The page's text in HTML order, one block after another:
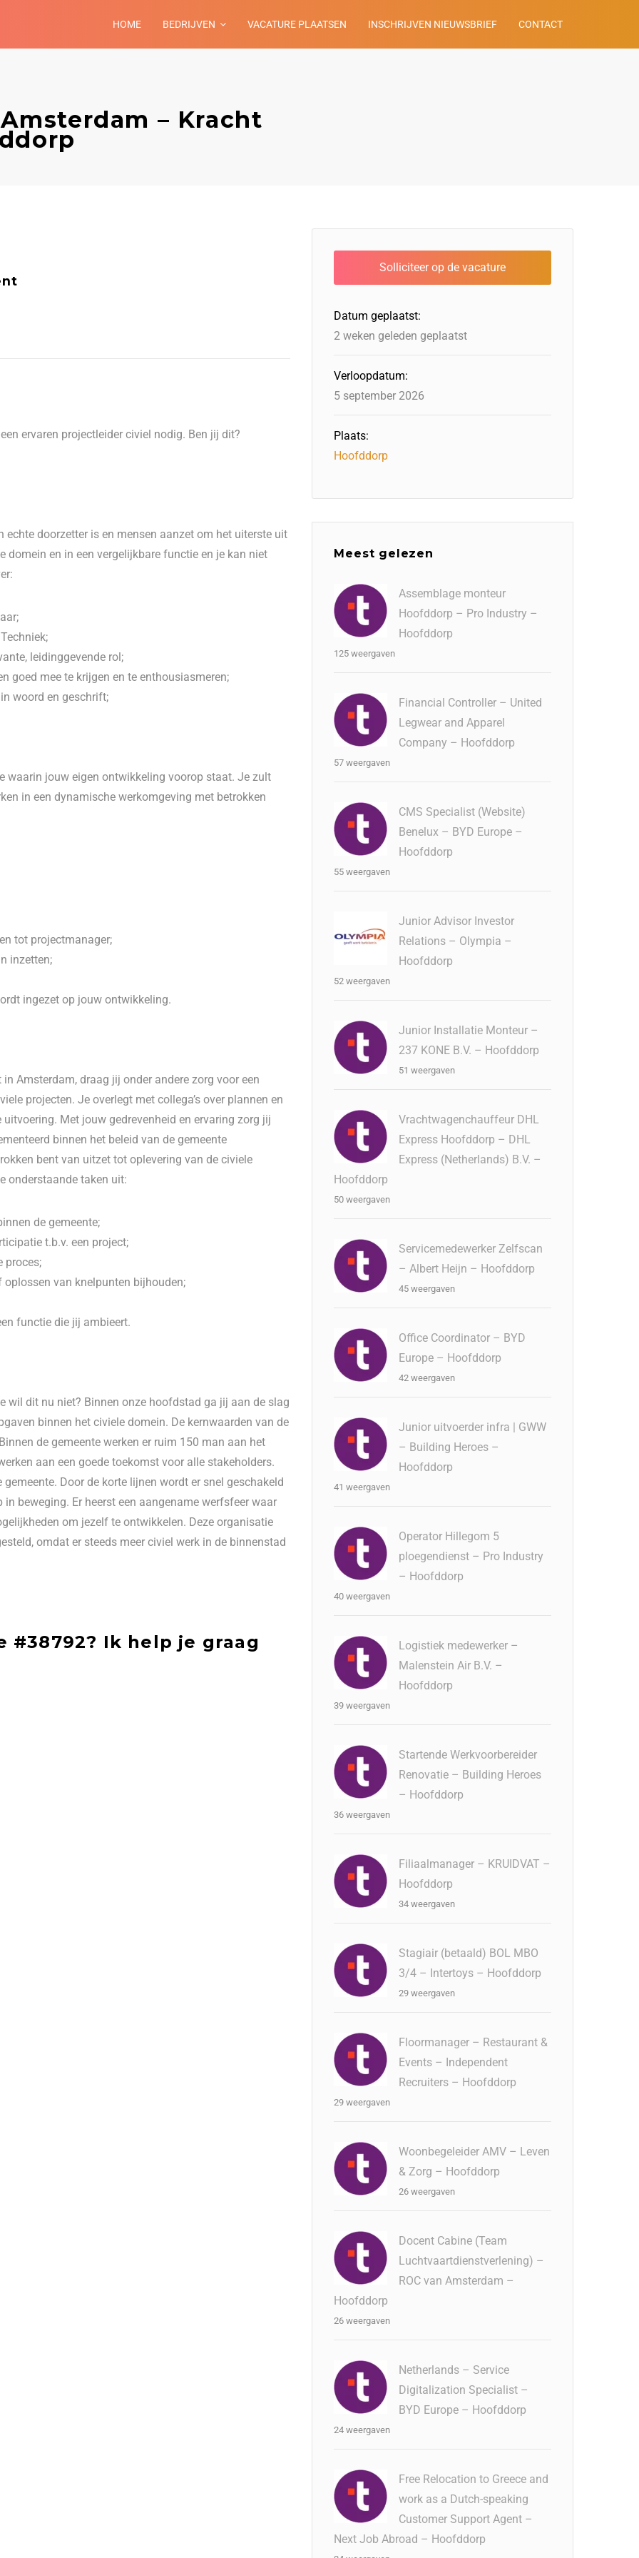
HOME BEDRIJVEN VACATURE PLAATSEN INSCHRIJVEN NIEUWSBRIEF CONTACT
– Kracht
ervaren projectleider civiel nodig. Ben jij dit?
echte doorzetter is en mensen aanzet om het uiterste uit
en in een vergelijkbare functie en je kan niet
leidinggevende rol;
goed mee te krijgen en te enthousiasmeren;
woord en geschrift;
waarin jouw eigen ontwikkeling voorop staat. Je zult
in een dynamische werkomgeving met betrokken
tot projectmanager;
inzetten;
ingezet op jouw ontwikkeling.
Amsterdam, draag jij onder andere zorg voor een
projecten. Je overlegt met collega’s over plannen en
Met jouw gedrevenheid en ervaring zorg jij
binnen het beleid van de gemeente
bent van uitzet tot oplevering van de civiele
onderstaande taken uit:
de gemeente;
t.b.v. een project;
proces;
van knelpunten bijhouden;
functie die jij ambieert.
wil dit nu niet? Binnen onze hoofdstad ga jij aan de slag
binnen het civiele domein. De kernwaarden van de
de gemeente werken er ruim 150 man aan het
aan een goede toekomst voor alle stakeholders.
Door de korte lijnen wordt er snel geschakeld
beweging. Er heerst een aangename werfsfeer waar
om jezelf te ontwikkelen. Deze organisatie
omdat er steeds meer civiel werk in de binnenstad
#38792? Ik help je graag
Datum geplaatst:
2 weken geleden geplaatst
Verloopdatum:
5 september 2026
Plaats:
Hoofddorp
Meest gelezen
Assemblage monteur
Hoofddorp – Pro Industry –
Hoofddorp
125 weergaven
Financial Controller – United
Legwear and Apparel
Company – Hoofddorp
57 weergaven
CMS Specialist (Website)
Benelux – BYD Europe –
Hoofddorp
55 weergaven
Junior Advisor Investor
Relations – Olympia –
Hoofddorp
52 weergaven
Junior Installatie Monteur –
237 KONE B.V. – Hoofddorp
51 weergaven
Vrachtwagenchauffeur DHL
Express Hoofddorp – DHL
Express (Netherlands) B.V. –
Hoofddorp
50 weergaven
Servicemedewerker Zelfscan
– Albert Heijn – Hoofddorp
45 weergaven
Office Coordinator – BYD
Europe – Hoofddorp
42 weergaven
Junior uitvoerder infra | GWW
– Building Heroes –
Hoofddorp
41 weergaven
Operator Hillegom 5
ploegendienst – Pro Industry
– Hoofddorp
40 weergaven
Logistiek medewerker –
Malenstein Air B.V. –
Hoofddorp
39 weergaven
Startende Werkvoorbereider
Renovatie – Building Heroes
– Hoofddorp
36 weergaven
Filiaalmanager – KRUIDVAT –
Hoofddorp
34 weergaven
Stagiair (betaald) BOL MBO
3/4 – Intertoys – Hoofddorp
29 weergaven
Floormanager – Restaurant &
Events – Independent
Recruiters – Hoofddorp
29 weergaven
Woonbegeleider AMV – Leven
& Zorg – Hoofddorp
26 weergaven
Docent Cabine (Team
Luchtvaartdienstverlening) –
ROC van Amsterdam –
Hoofddorp
26 weergaven
Netherlands – Service
Digitalization Specialist –
BYD Europe – Hoofddorp
24 weergaven
Free Relocation to Greece and
work as a Dutch-speaking
Customer Support Agent –
Next Job Abroad – Hoofddorp